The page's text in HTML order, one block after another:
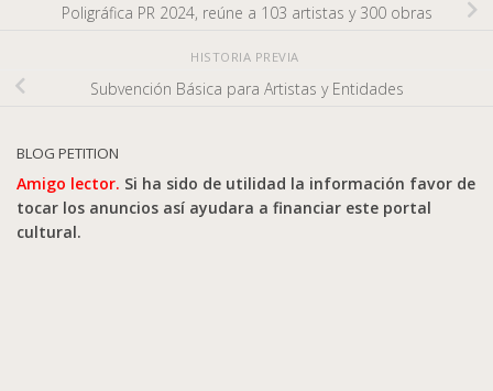
Poligráfica PR 2024, reúne a 103 artistas y 300 obras
HISTORIA PREVIA
Subvención Básica para Artistas y Entidades
BLOG PETITION
Amigo lector. Si ha sido de utilidad la información favor de
tocar los anuncios así ayudara a financiar este portal
cultural.